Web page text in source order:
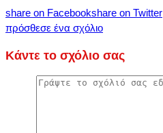
share on Facebookshare on Twitter
πρόσθεσε ένα σχόλιο
Κάντε το σχόλιο σας